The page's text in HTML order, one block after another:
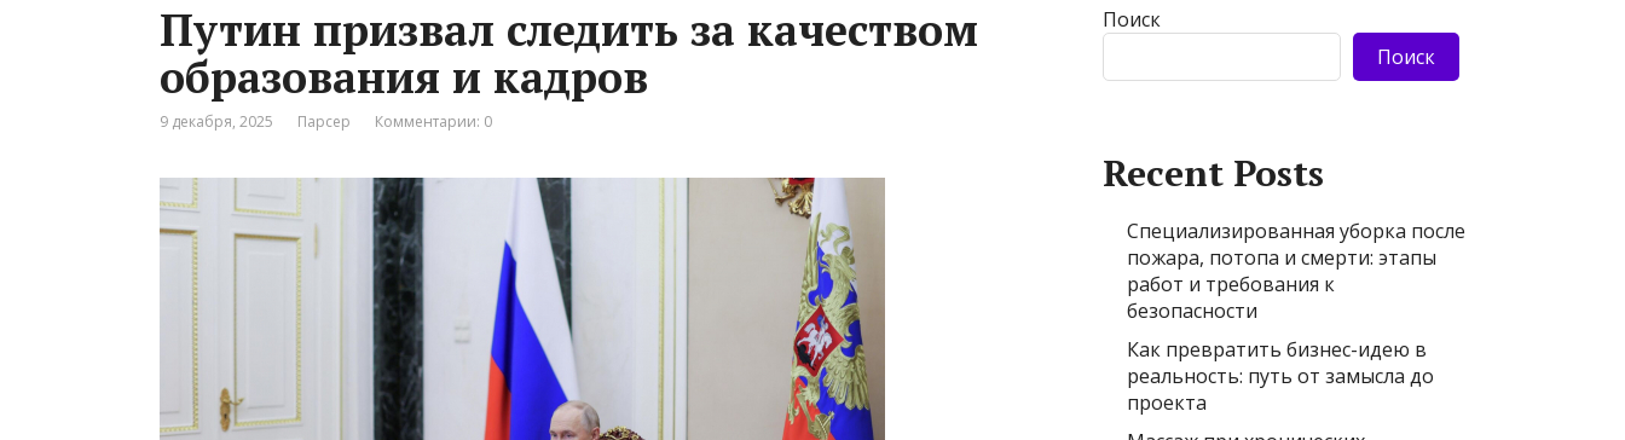
Путин призвал следить за качеством
образования и кадров
9 декабря, 2025 Парсер Комментарии: 0
Поиск
Поиск
Recent Posts
Специализированная уборка после
пожара, потопа и смерти: этапы
работ и требования к
безопасности
Как превратить бизнес-идею в
реальность: путь от замысла до
проекта